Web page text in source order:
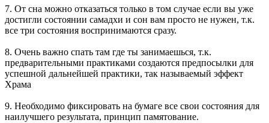
7. От сна можно отказаться только в том случае если вы уже
достигли состоянии самадхи и сон вам просто не нужен, т.к.
все три состояния воспринимаются сразу.
8. Очень важно спать там где ты занимаешься, т.к.
предварительными практиками создаются предпосылки для
успешной дальнейшей практики, так называемый эффект
Храма
9. Необходимо фиксировать на бумаге все свои состояния для
наилучшего результата, принцип памятование.